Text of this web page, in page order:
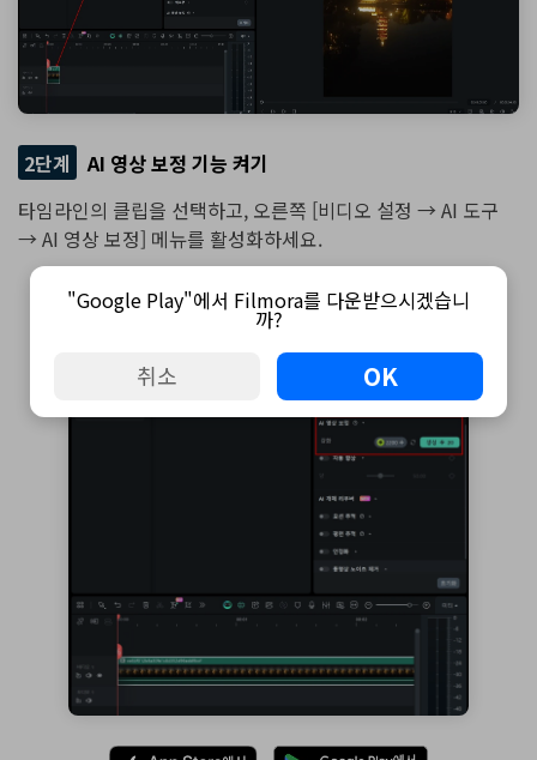
2단계
AI 영상 보정 기능 켜기
타임라인의 클립을 선택하고, 오른쪽 [비디오 설정 → AI 도구
→ AI 영상 보정] 메뉴를 활성화하세요.
"Google Play"에서 Filmora를 다운받으시겠습니
까?
취소 OK